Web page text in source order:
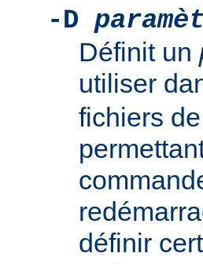
-D
Définit un
utiliser
fichiers
définir